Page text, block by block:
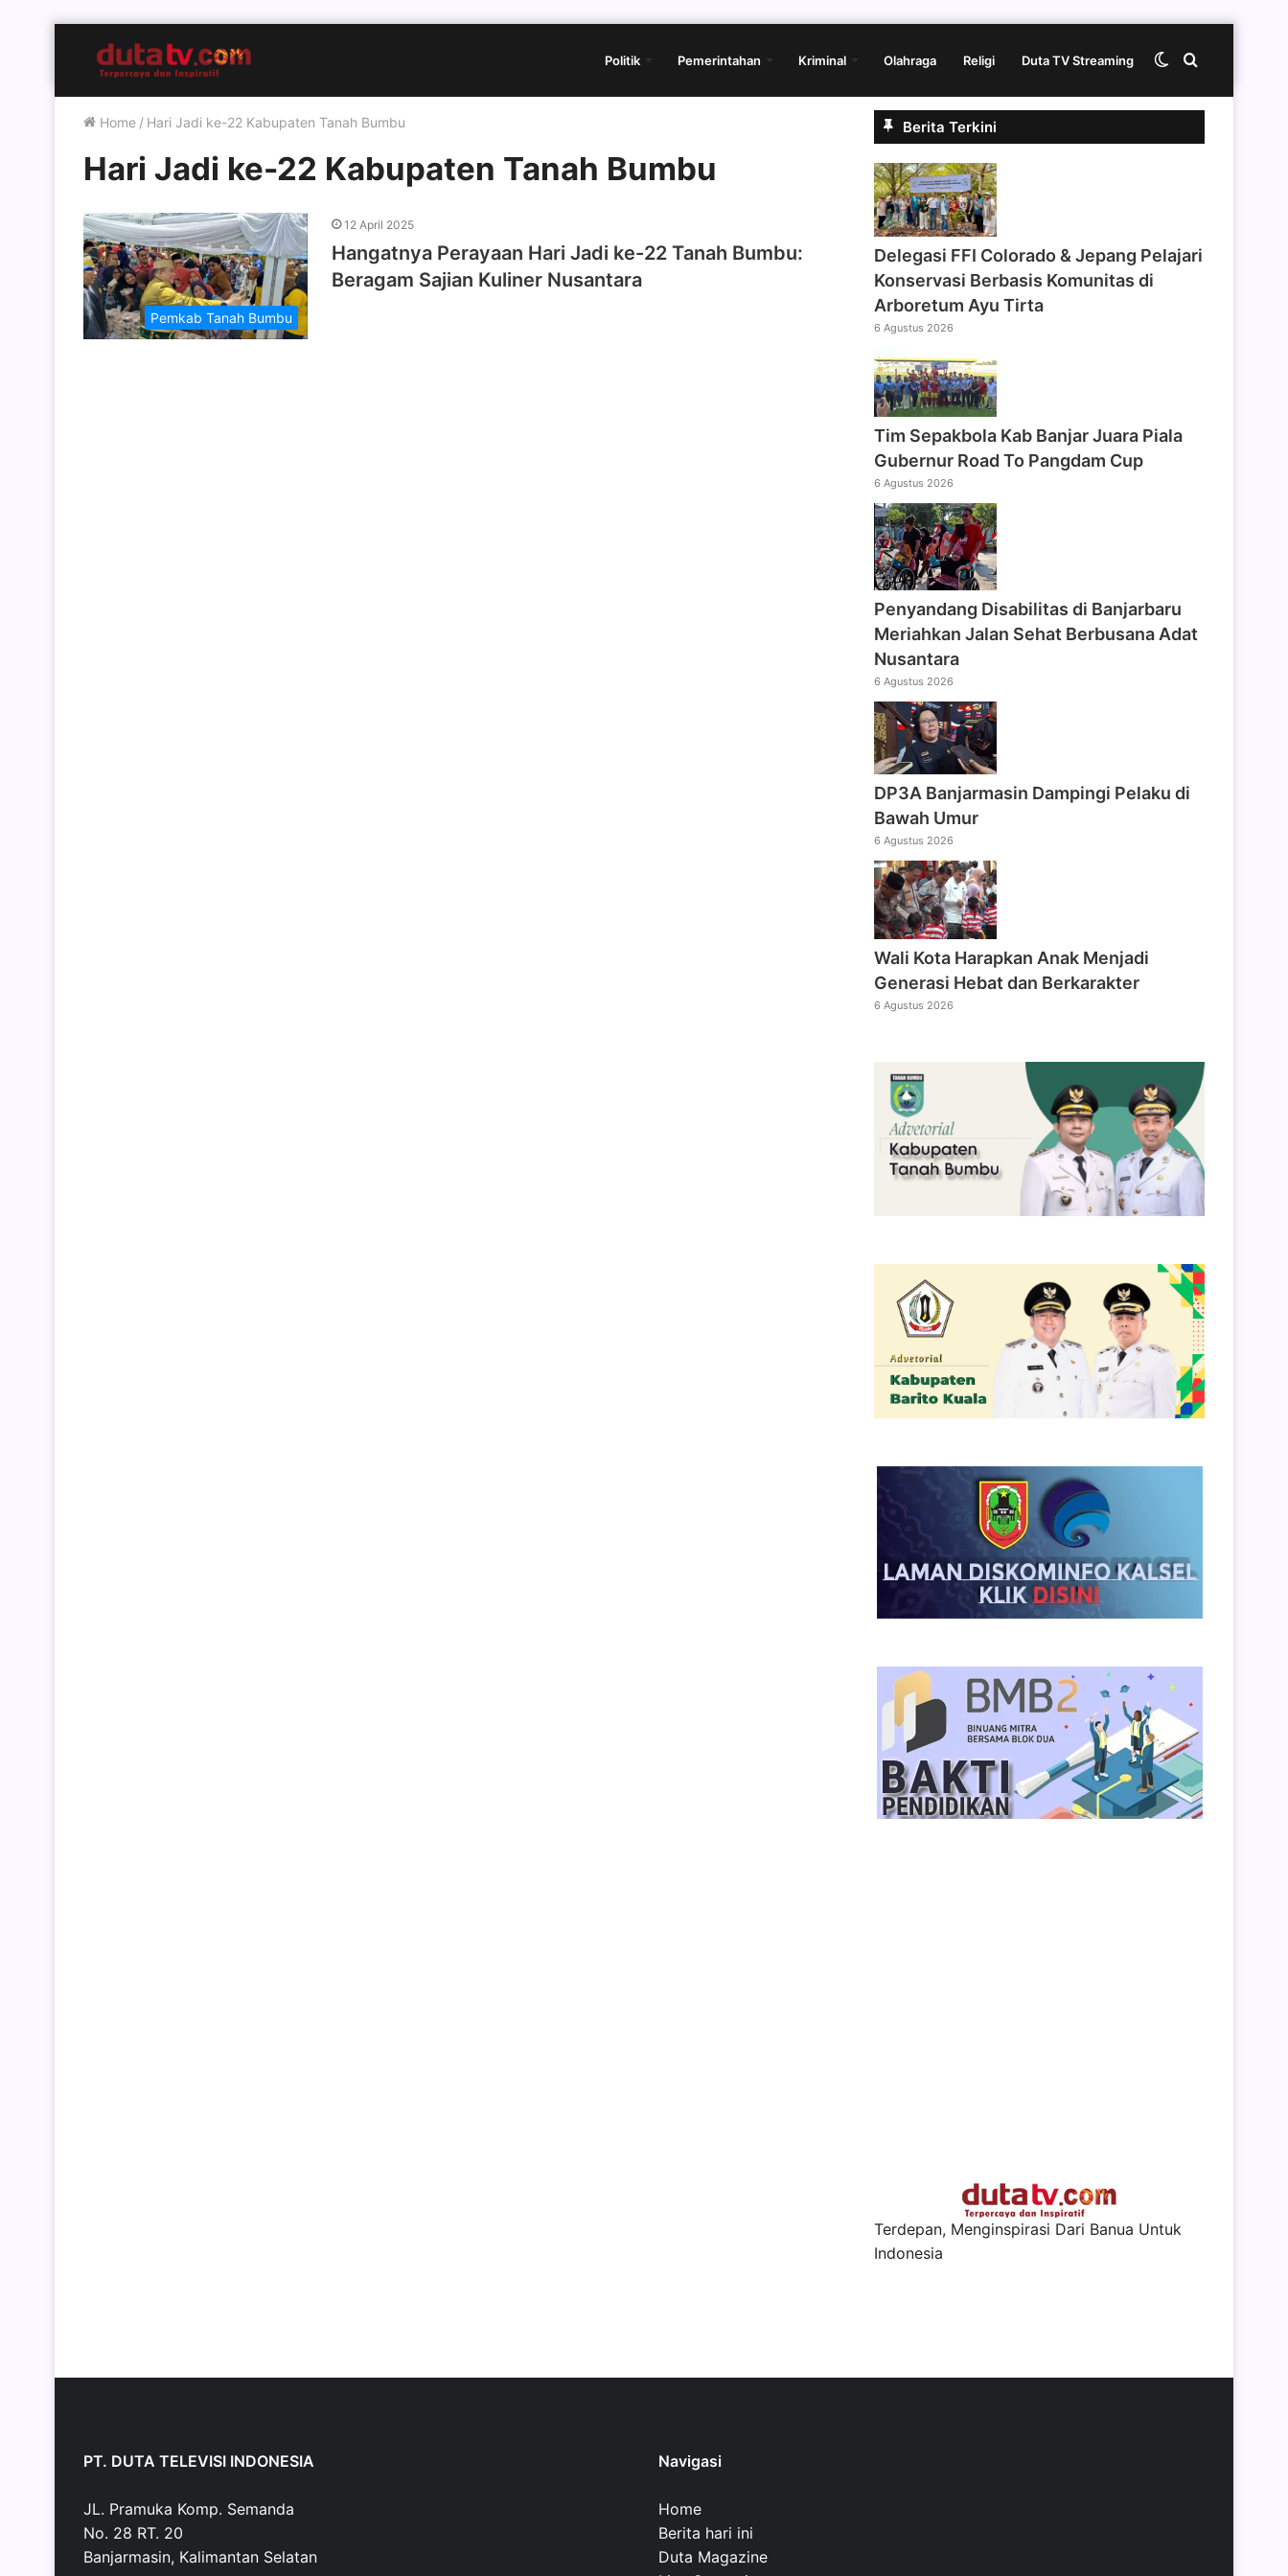
Politik Pemerintahan Kriminal Olahraga Religi Duta TV Streaming Cari
Switch
Home / Hari Jadi ke-22 Kabupaten Tanah Bumbu
Hari Jadi ke-22 Kabupaten Tanah Bumbu
Pemkab Tanah Bumbu
12 April 2025
Hangatnya Perayaan Hari Jadi ke-22 Tanah Bumbu:
Beragam Sajian Kuliner Nusantara
Berita Terkini
Delegasi FFI Colorado & Jepang Pelajari
Konservasi Berbasis Komunitas di
Arboretum Ayu Tirta
6 Agustus 2026
Tim Sepakbola Kab Banjar Juara Piala
Gubernur Road To Pangdam Cup
6 Agustus 2026
Penyandang Disabilitas di Banjarbaru
Meriahkan Jalan Sehat Berbusana Adat
Nusantara
6 Agustus 2026
DP3A Banjarmasin Dampingi Pelaku di
Bawah Umur
6 Agustus 2026
Wali Kota Harapkan Anak Menjadi
Generasi Hebat dan Berkarakter
6 Agustus 2026
Terdepan, Menginspirasi Dari Banua Untuk
Indonesia
PT. DUTA TELEVISI INDONESIA
JL. Pramuka Komp. Semanda
No. 28 RT. 20
Banjarmasin, Kalimantan Selatan
Navigasi
Home
Berita hari ini
Duta Magazine